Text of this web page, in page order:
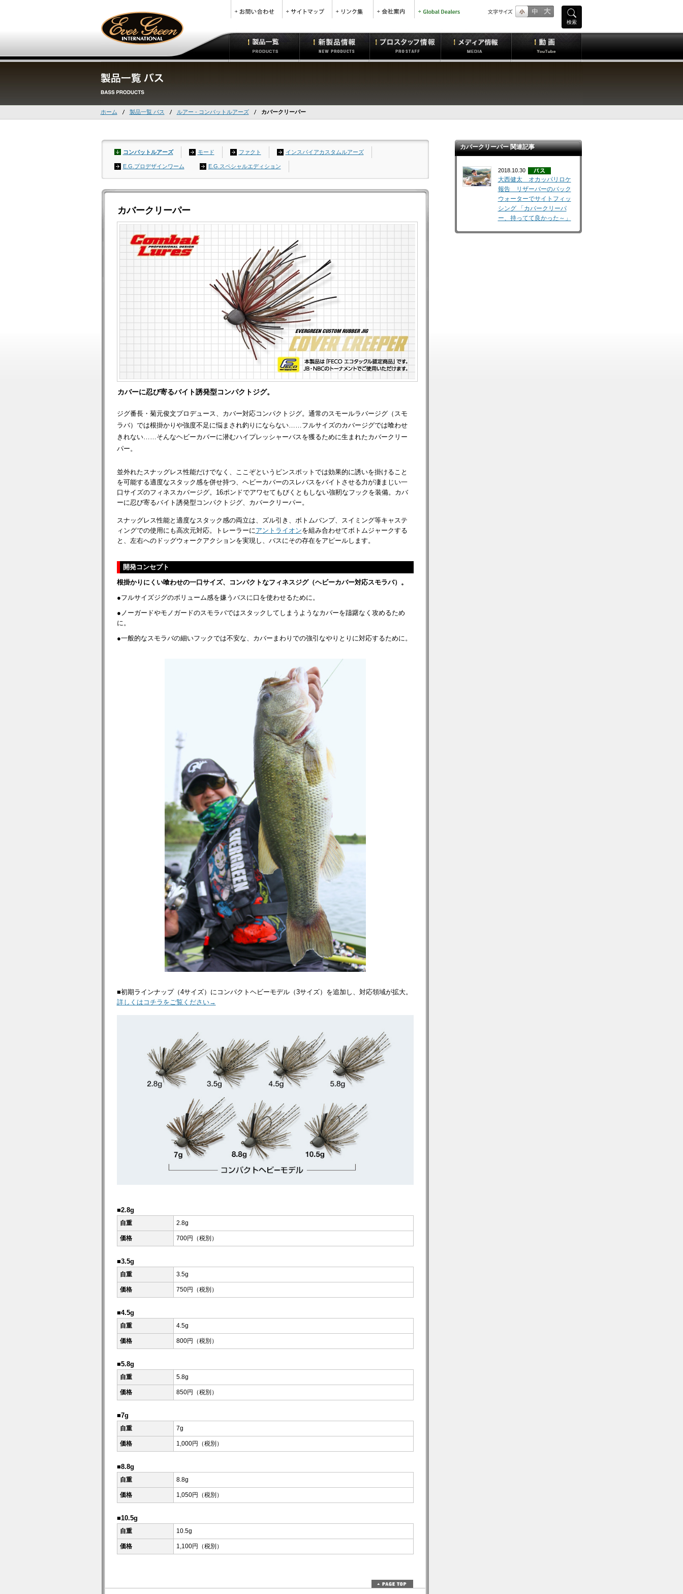
検索
ホーム 製品一覧 バス ルアー - コンバットルアーズ カバークリーパー
コンバットルアーズ モード ファクト インスパイアカスタムルアーズ
E.G.プロデザインワーム E.G.スペシャルエディション
カバークリーパー
カバーに忍び寄るバイト誘発型コンパクトジグ。
ジグ番長・菊元俊文プロデュース、カバー対応コンパクトジグ。通常のスモールラバージグ（スモ
ラバ）では根掛かりや強度不足に悩まされ釣りにならない……フルサイズのカバージグでは喰わせ
きれない……そんなヘビーカバーに潜むハイプレッシャーバスを獲るために生まれたカバークリー
パー。
並外れたスナッグレス性能だけでなく、ここぞというピンスポットでは効果的に誘いを掛けること
を可能する適度なスタック感を併せ持つ、ヘビーカバーのスレバスをバイトさせる力が凄まじい一
口サイズのフィネスカバージグ。16ポンドでアワセてもびくともしない強靭なフックを装備。カバ
ーに忍び寄るバイト誘発型コンパクトジグ、カバークリーパー。
スナッグレス性能と適度なスタック感の両立は、ズル引き、ボトムバンプ、スイミング等キャステ
ィングでの使用にも高次元対応。トレーラーにアントライオンを組み合わせてボトムジャークする
と、左右へのドッグウォークアクションを実現し、バスにその存在をアピールします。
開発コンセプト
根掛かりにくい喰わせの一口サイズ、コンパクトなフィネスジグ（ヘビーカバー対応スモラバ）。
●フルサイズジグのボリューム感を嫌うバスに口を使わせるために。
●ノーガードやモノガードのスモラバではスタックしてしまうようなカバーを躊躇なく攻めるため
に。
●一般的なスモラバの細いフックでは不安な、カバーまわりでの強引なやりとりに対応するために。
■初期ラインナップ（4サイズ）にコンパクトヘビーモデル（3サイズ）を追加し、対応領域が拡大。
詳しくはコチラをご覧ください→
■2.8g
自重 2.8g
価格 700円（税別）
■3.5g
自重 3.5g
価格 750円（税別）
■4.5g
自重 4.5g
価格 800円（税別）
■5.8g
自重 5.8g
価格 850円（税別）
■7g
自重 7g
価格 1,000円（税別）
■8.8g
自重 8.8g
価格 1,050円（税別）
■10.5g
自重 10.5g
価格 1,100円（税別）
カバークリーパー 関連記事
2018.10.30
大西健太 オカッパリロケ
報告 リザーバーのバック
ウォーターでサイトフィッ
シング 「カバークリーパ
ー、持ってて良かった～」